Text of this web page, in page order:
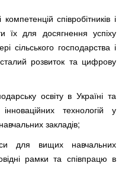
співробітників і
їх для досягнення успіху
сільського господарства і
розвиток та цифрову
освіту в Україні та
технологій у
закладів;
для вищих навчальних
рамки та співпрацю в